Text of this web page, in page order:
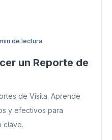
de lectura
un Reporte de
de Visita. Aprende
y efectivos para
clave.